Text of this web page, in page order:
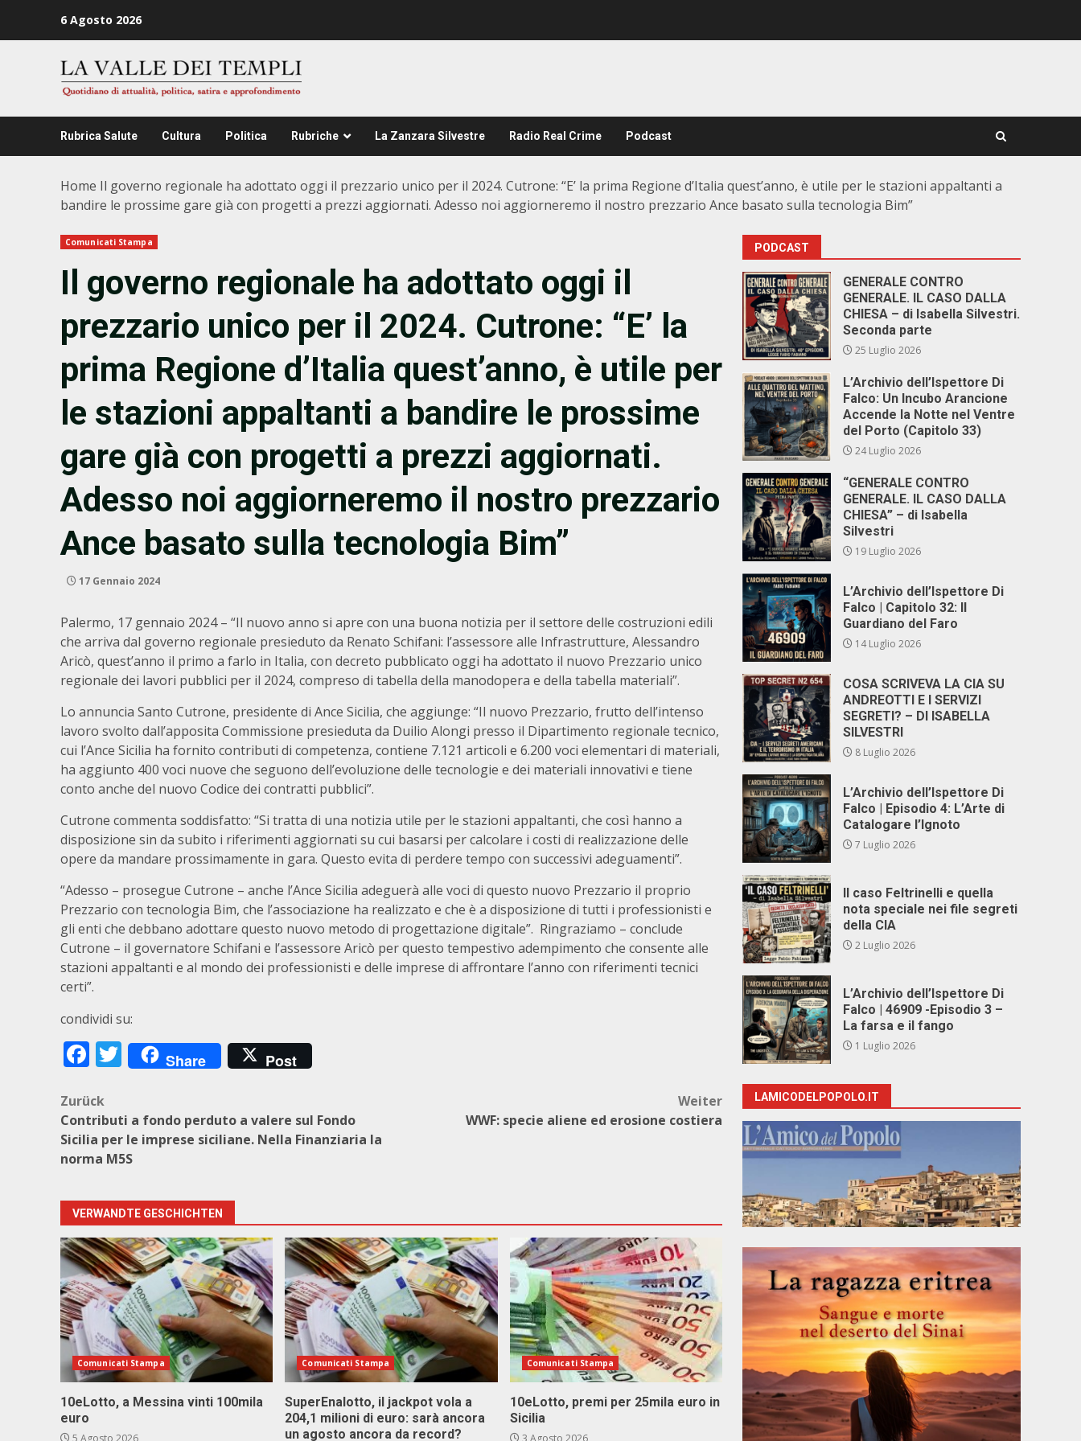
6 Agosto 2026
Rubrica Salute Cultura Politica Rubriche La Zanzara Silvestre Radio Real Crime Podcast
Home Il governo regionale ha adottato oggi il prezzario unico per il 2024. Cutrone: “E’ la prima Regione d’Italia quest’anno, è utile per le stazioni appaltanti a
bandire le prossime gare già con progetti a prezzi aggiornati. Adesso noi aggiorneremo il nostro prezzario Ance basato sulla tecnologia Bim”
Comunicati Stampa
Il governo regionale ha adottato oggi il
prezzario unico per il 2024. Cutrone: “E’ la
prima Regione d’Italia quest’anno, è utile per
le stazioni appaltanti a bandire le prossime
gare già con progetti a prezzi aggiornati.
Adesso noi aggiorneremo il nostro prezzario
Ance basato sulla tecnologia Bim”
17 Gennaio 2024
Palermo, 17 gennaio 2024 – “Il nuovo anno si apre con una buona notizia per il settore delle costruzioni edili
che arriva dal governo regionale presieduto da Renato Schifani: l’assessore alle Infrastrutture, Alessandro
Aricò, quest’anno il primo a farlo in Italia, con decreto pubblicato oggi ha adottato il nuovo Prezzario unico
regionale dei lavori pubblici per il 2024, compreso di tabella della manodopera e della tabella materiali”.
Lo annuncia Santo Cutrone, presidente di Ance Sicilia, che aggiunge: “Il nuovo Prezzario, frutto dell’intenso
lavoro svolto dall’apposita Commissione presieduta da Duilio Alongi presso il Dipartimento regionale tecnico,
cui l’Ance Sicilia ha fornito contributi di competenza, contiene 7.121 articoli e 6.200 voci elementari di materiali,
ha aggiunto 400 voci nuove che seguono dell’evoluzione delle tecnologie e dei materiali innovativi e tiene
conto anche del nuovo Codice dei contratti pubblici”.
Cutrone commenta soddisfatto: “Si tratta di una notizia utile per le stazioni appaltanti, che così hanno a
disposizione sin da subito i riferimenti aggiornati su cui basarsi per calcolare i costi di realizzazione delle
opere da mandare prossimamente in gara. Questo evita di perdere tempo con successivi adeguamenti”.
“Adesso – prosegue Cutrone – anche l’Ance Sicilia adeguerà alle voci di questo nuovo Prezzario il proprio
Prezzario con tecnologia Bim, che l’associazione ha realizzato e che è a disposizione di tutti i professionisti e
gli enti che debbano adottare questo nuovo metodo di progettazione digitale”. Ringraziamo – conclude
Cutrone – il governatore Schifani e l’assessore Aricò per questo tempestivo adempimento che consente alle
stazioni appaltanti e al mondo dei professionisti e delle imprese di affrontare l’anno con riferimenti tecnici
certi”.
condividi su:
Facebook
Twitter
Share Post
Beitragsnavigation
Zurück
Contributi a fondo perduto a valere sul Fondo
Sicilia per le imprese siciliane. Nella Finanziaria la
norma M5S
Weiter
WWF: specie aliene ed erosione costiera
VERWANDTE GESCHICHTEN
Comunicati Stampa
10eLotto, a Messina vinti 100mila
euro
5 Agosto 2026
Comunicati Stampa
SuperEnalotto, il jackpot vola a
204,1 milioni di euro: sarà ancora
un agosto ancora da record?
Comunicati Stampa
10eLotto, premi per 25mila euro in
Sicilia
3 Agosto 2026
PODCAST
GENERALE CONTRO
GENERALE. IL CASO DALLA
CHIESA – di Isabella Silvestri.
Seconda parte
25 Luglio 2026
L’Archivio dell’Ispettore Di
Falco: Un Incubo Arancione
Accende la Notte nel Ventre
del Porto (Capitolo 33)
24 Luglio 2026
“GENERALE CONTRO
GENERALE. IL CASO DALLA
CHIESA” – di Isabella
Silvestri
19 Luglio 2026
L’Archivio dell’Ispettore Di
Falco | Capitolo 32: Il
Guardiano del Faro
14 Luglio 2026
COSA SCRIVEVA LA CIA SU
ANDREOTTI E I SERVIZI
SEGRETI? – DI ISABELLA
SILVESTRI
8 Luglio 2026
L’Archivio dell’Ispettore Di
Falco | Episodio 4: L’Arte di
Catalogare l’Ignoto
7 Luglio 2026
Il caso Feltrinelli e quella
nota speciale nei file segreti
della CIA
2 Luglio 2026
L’Archivio dell’Ispettore Di
Falco | 46909 -Episodio 3 –
La farsa e il fango
1 Luglio 2026
LAMICODELPOPOLO.IT